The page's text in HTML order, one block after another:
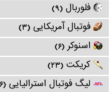
فلوربال (۹)
فوتبال آمریکایی (۳)
اسنوکر (۶)
کریکت (۲۳)
لیگ فوتبال استرالیایی (۱۶)